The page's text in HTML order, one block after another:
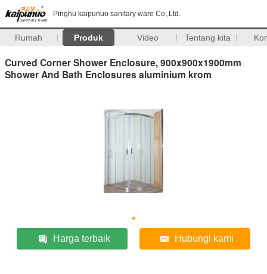
Pinghu kaipunuo sanitary ware Co.,Ltd.
Rumah Produk Video Tentang kita
Curved Corner Shower Enclosure, 900x900x1900mm
Shower And Bath Enclosures aluminium krom
Harga terbaik Hubungi kami